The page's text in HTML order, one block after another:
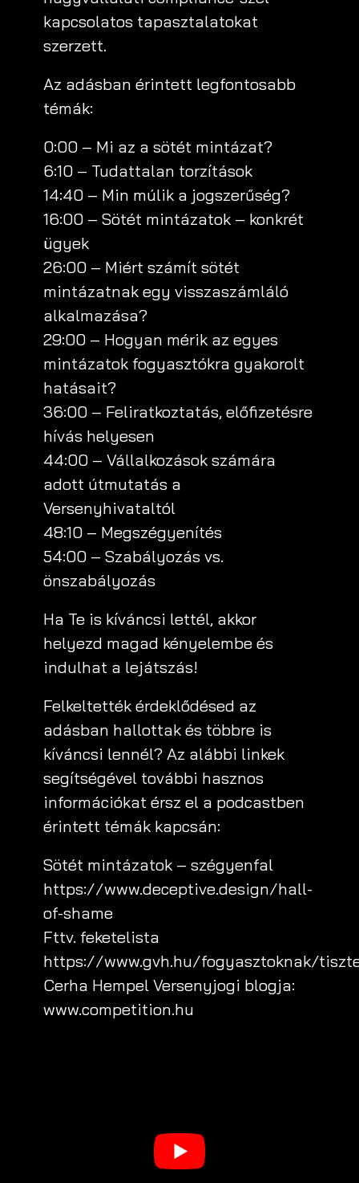
kapcsolatos tapasztalatokat
szerzett.
Az adásban érintett legfontosabb
témák:
0:00 – Mi az a sötét mintázat?
6:10 – Tudattalan torzítások
14:40 – Min múlik a jogszerűség?
16:00 – Sötét mintázatok – konkrét
ügyek
26:00 – Miért számít sötét
mintázatnak egy visszaszámláló
alkalmazása?
29:00 – Hogyan mérik az egyes
mintázatok fogyasztókra gyakorolt
hatásait?
36:00 – Feliratkoztatás, előfizetésre
hívás helyesen
44:00 – Vállalkozások számára
adott útmutatás a
Versenyhivataltól
48:10 – Megszégyenítés
54:00 – Szabályozás vs.
önszabályozás
Ha Te is kíváncsi lettél, akkor
helyezd magad kényelembe és
indulhat a lejátszás!
Felkeltették érdeklődésed az
adásban hallottak és többre is
kíváncsi lennél? Az alábbi linkek
segítségével további hasznos
információkat érsz el a podcastben
érintett témák kapcsán:
Sötét mintázatok – szégyenfal
https://www.deceptive.design/hall-
of-shame
Fttv. feketelista
https://www.gvh.hu/fogyasztoknak/
Cerha Hempel Versenyjogi blogja:
www.competition.hu